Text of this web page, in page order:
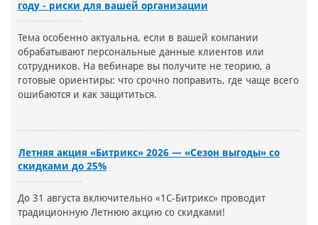
году - риски для вашей организации
Тема особенно актуальна, если в вашей компании
обрабатывают персональные данные клиентов или
сотрудников. На вебинаре вы получите не теорию, а
готовые ориентиры: что срочно поправить, где чаще всего
ошибаются и как защититься.
Летняя акция «Битрикс» 2026 — «Сезон выгоды» со
скидками до 25%
До 31 августа включительно «1С-Битрикс» проводит
традиционную Летнюю акцию со скидками!